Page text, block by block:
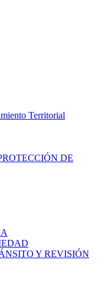
Territorial
DE
Y REVISIÓN